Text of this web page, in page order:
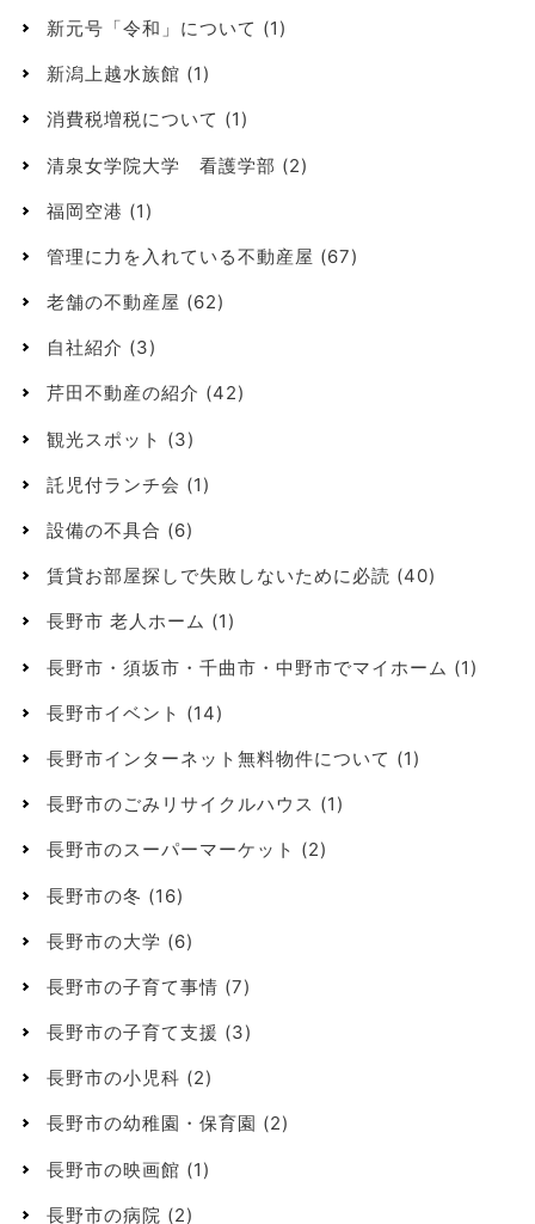
新元号「令和」について (1)
新潟上越水族館 (1)
消費税増税について (1)
清泉女学院大学 看護学部 (2)
福岡空港 (1)
管理に力を入れている不動産屋 (67)
老舗の不動産屋 (62)
自社紹介 (3)
芹田不動産の紹介 (42)
観光スポット (3)
託児付ランチ会 (1)
設備の不具合 (6)
賃貸お部屋探しで失敗しないために必読 (40)
長野市 老人ホーム (1)
長野市・須坂市・千曲市・中野市でマイホーム (1)
長野市イベント (14)
長野市インターネット無料物件について (1)
長野市のごみリサイクルハウス (1)
長野市のスーパーマーケット (2)
長野市の冬 (16)
長野市の大学 (6)
長野市の子育て事情 (7)
長野市の子育て支援 (3)
長野市の小児科 (2)
長野市の幼稚園・保育園 (2)
長野市の映画館 (1)
長野市の病院 (2)